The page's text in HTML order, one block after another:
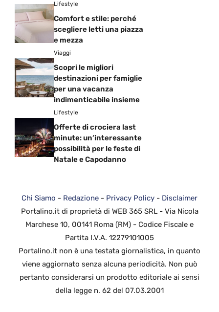
Lifestyle
Comfort e stile: perché
scegliere letti una piazza
e mezza
Viaggi
Scopri le migliori
destinazioni per famiglie
per una vacanza
indimenticabile insieme
Lifestyle
Offerte di crociera last
minute: un’interessante
possibilità per le feste di
Natale e Capodanno
Chi Siamo - Redazione - Privacy Policy - Disclaimer
Portalino.it di proprietà di WEB 365 SRL - Via Nicola
Marchese 10, 00141 Roma (RM) - Codice Fiscale e
Partita I.V.A. 12279101005
Portalino.it non è una testata giornalistica, in quanto
viene aggiornato senza alcuna periodicità. Non può
pertanto considerarsi un prodotto editoriale ai sensi
della legge n. 62 del 07.03.2001